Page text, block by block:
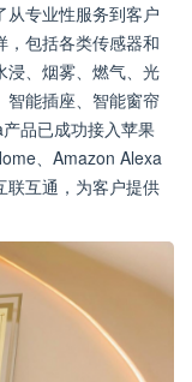
从专业性服务到客户
，包括各类传感器和
浸、烟雾、燃气、光
智能插座、智能窗帘
品已成功接入苹果
、Amazon Alexa
联互通，为客户提供